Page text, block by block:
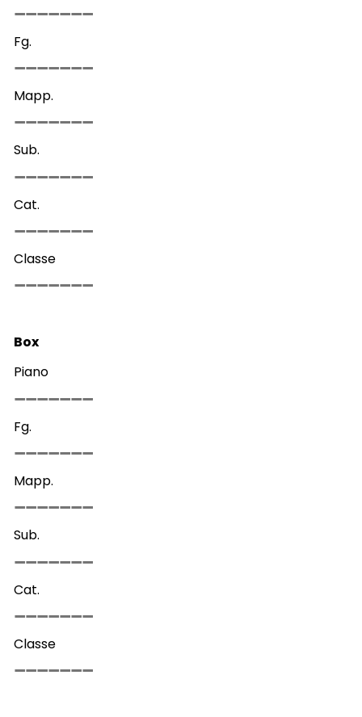
Fg.
Mapp.
Sub.
Cat.
Classe
Box
Piano
Fg.
Mapp.
Sub.
Cat.
Classe